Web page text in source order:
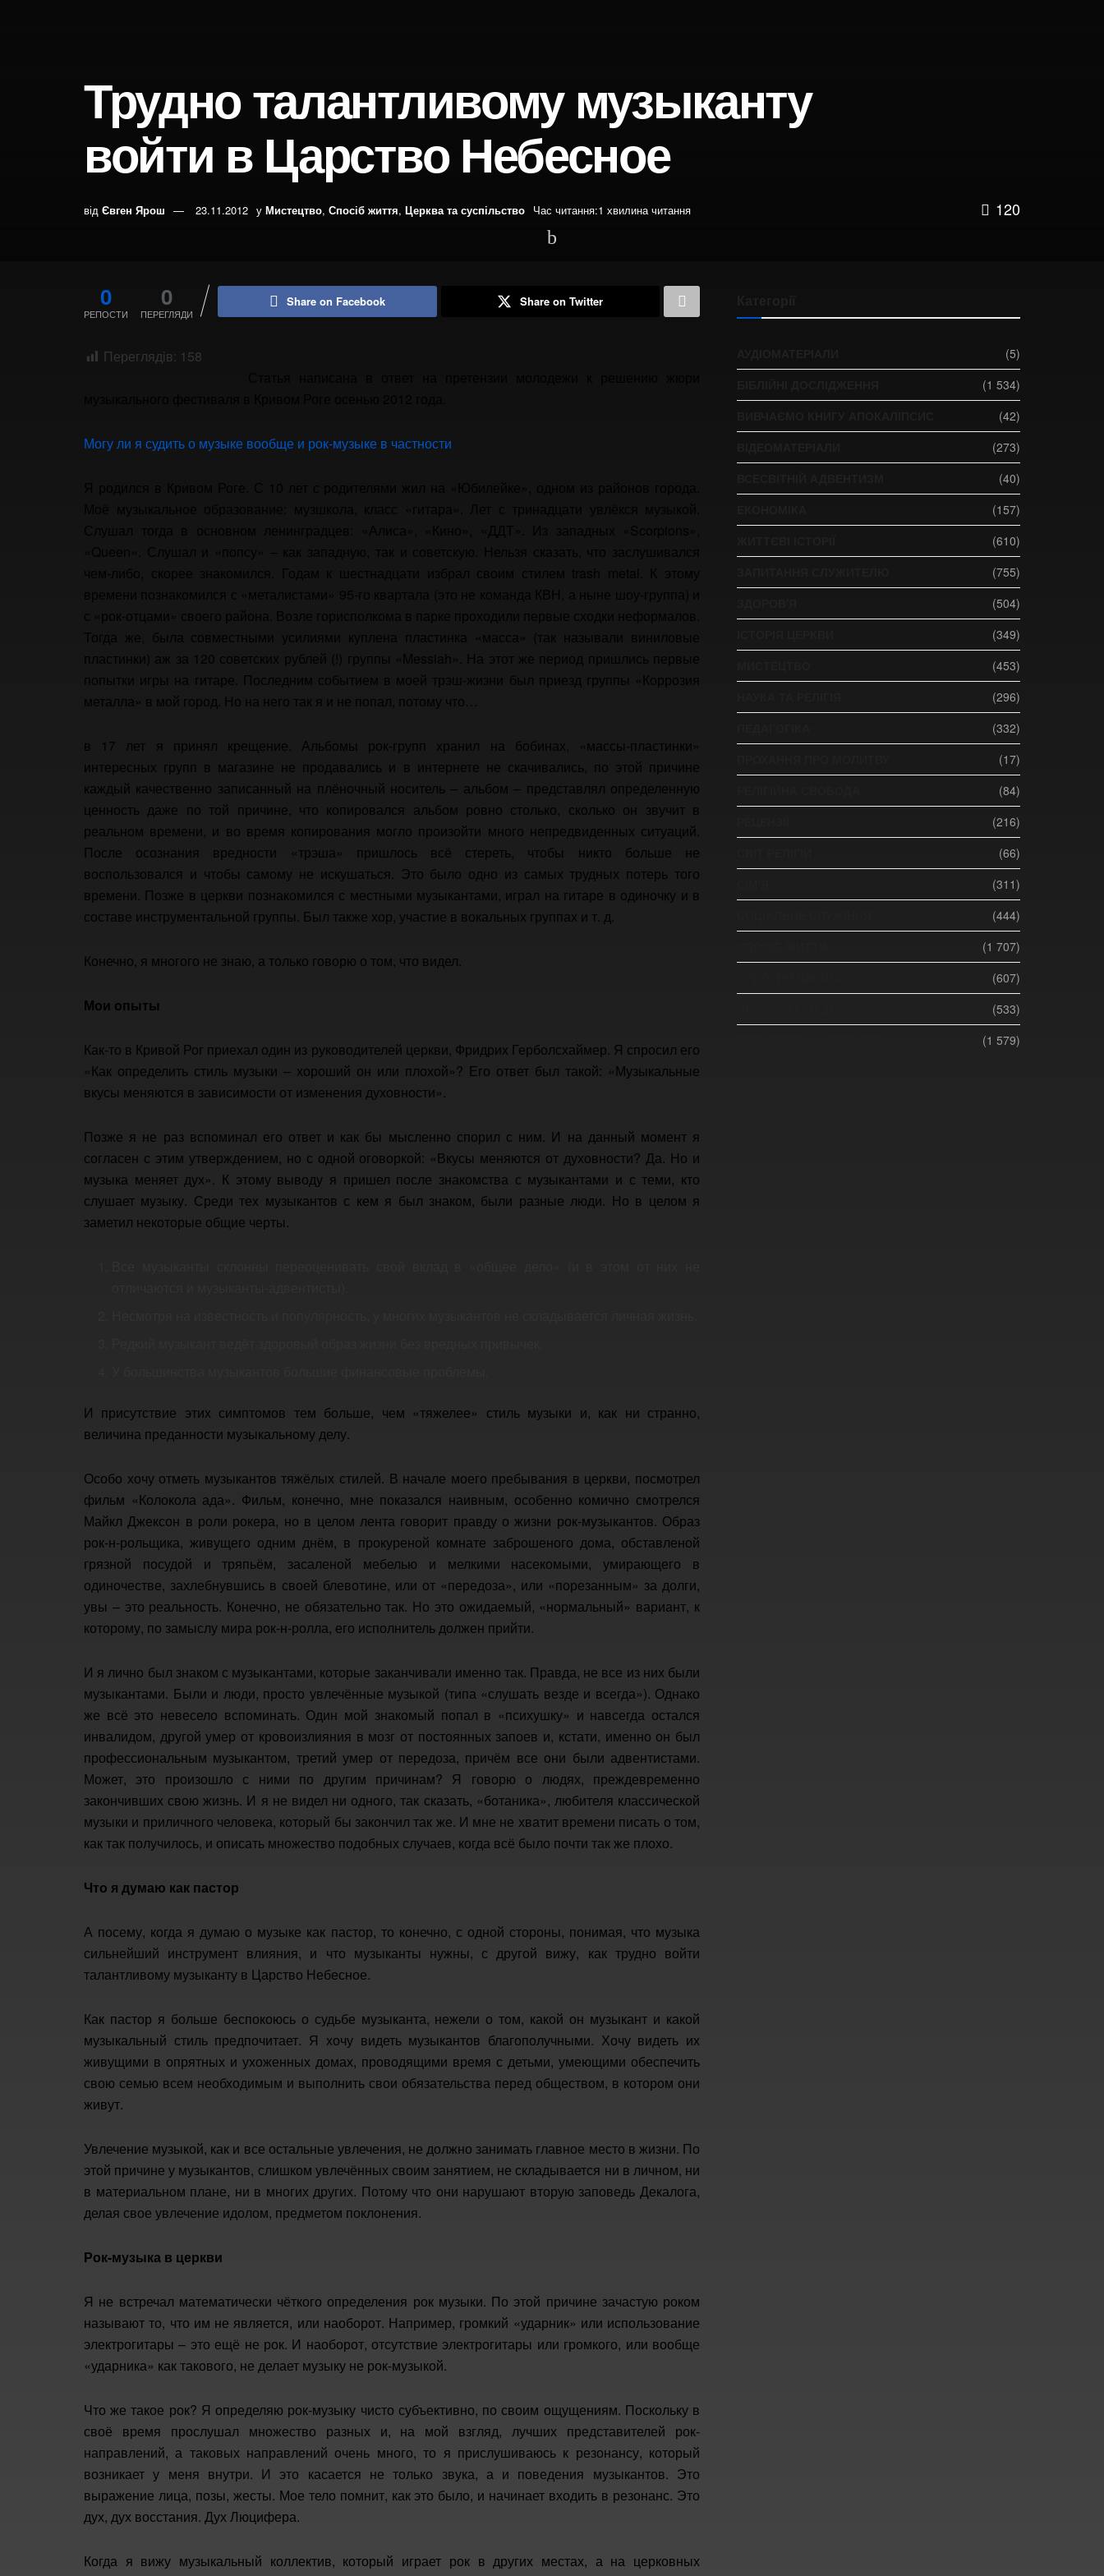
Трудно талантливому музыканту
войти в Царство Небесное
від Євген Ярош 23.11.2012 у Мистецтво, Спосіб життя, Церква та суспільство Час читання:1 хвилина читання 120
0
РЕПОСТИ
0
ПЕРЕГЛЯДИ
Share on Facebook Share on Twitter
Переглядів: 158
Могу ли я судить о музыке вообще и рок-музыке в частности
попытки игры на гитаре. Последним событием в моей трэш-жизни был приезд группы «Коррозия
металла» в мой город. Но на него так я и не попал, потому что…
в 17 лет я принял крещение. Альбомы рок-групп хранил на бобинах, «массы-пластинки»
интересных групп в магазине не продавались и в интернете не скачивались, по этой причине
каждый качественно записанный на плёночный носитель – альбом – представлял определенную
ценность даже по той причине, что копировался альбом ровно столько, сколько он звучит в
реальном времени, и во время копирования могло произойти много непредвиденных ситуаций.
После осознания вредности «трэша» пришлось всё стереть, чтобы никто больше не
воспользовался и чтобы самому не искушаться. Это было одно из самых трудных потерь того
времени. Позже в церкви познакомился с местными музыкантами, играл на гитаре в одиночку и в
составе инструментальной группы. Был также хор, участие в вокальных группах и т. д.
Конечно, я многого не знаю, а только говорю о том, что видел.
Мои опыты
Как-то в Кривой Рог приехал один из руководителей церкви, Фридрих Герболсхаймер. Я спросил его
«Как определить стиль музыки – хороший он или плохой»? Его ответ был такой: «Музыкальные
вкусы меняются в зависимости от изменения духовности».
Позже я не раз вспоминал его ответ и как бы мысленно спорил с ним. И на данный момент я
согласен с этим утверждением, но с одной оговоркой: «Вкусы меняются от духовности? Да. Но и
музыка меняет дух». К этому выводу я пришел после знакомства с музыкантами и с теми, кто
слушает музыку. Среди тех музыкантов с кем я был знаком, были разные люди. Но в целом я
заметил некоторые общие черты.
И присутствие этих симптомов тем больше, чем «тяжелее» стиль музыки и, как ни странно,
величина преданности музыкальному делу.
Особо хочу отметь музыкантов тяжёлых стилей. В начале моего пребывания в церкви, посмотрел
фильм «Колокола ада». Фильм, конечно, мне показался наивным, особенно комично смотрелся
Майкл Джексон в роли рокера, но в целом лента говорит правду о жизни рок-музыкантов. Образ
рок-н-рольщика, живущего одним днём, в прокуреной комнате заброшеного дома, обставленой
грязной посудой и тряпьём, засаленой мебелью и мелкими насекомыми, умирающего в
одиночестве, захлебнувшись в своей блевотине, или от «передоза», или «порезанным» за долги,
увы – это реальность. Конечно, не обязательно так. Но это ожидаемый, «нормальный» вариант, к
которому, по замыслу мира рок-н-ролла, его исполнитель должен прийти.
И я лично был знаком с музыкантами, которые заканчивали именно так. Правда, не все из них были
музыкантами. Были и люди, просто увлечённые музыкой (типа «слушать везде и всегда»). Однако
же всё это невесело вспоминать. Один мой знакомый попал в «психушку» и навсегда остался
инвалидом, другой умер от кровоизлияния в мозг от постоянных запоев и, кстати, именно он был
профессиональным музыкантом, третий умер от передоза, причём все они были адвентистами.
Может, это произошло с ними по другим причинам? Я говорю о людях, преждевременно
закончивших свою жизнь. И я не видел ни одного, так сказать, «ботаника», любителя классической
музыки и приличного человека, который бы закончил так же. И мне не хватит времени писать о том,
как так получилось, и описать множество подобных случаев, когда всё было почти так же плохо.
Что я думаю как пастор
А посему, когда я думаю о музыке как пастор, то конечно, с одной стороны, понимая, что музыка
сильнейший инструмент влияния, и что музыканты нужны, с другой вижу, как трудно войти
талантливому музыканту в Царство Небесное.
Как пастор я больше беспокоюсь о судьбе музыканта, нежели о том, какой он музыкант и какой
музыкальный стиль предпочитает. Я хочу видеть музыкантов благополучными. Хочу видеть их
живущими в опрятных и ухоженных домах, проводящими время с детьми, умеющими обеспечить
свою семью всем необходимым и выполнить свои обязательства перед обществом, в котором они
живут.
Увлечение музыкой, как и все остальные увлечения, не должно занимать главное место в жизни. По
этой причине у музыкантов, слишком увлечённых своим занятием, не складывается ни в личном, ни
в материальном плане, ни в многих других. Потому что они нарушают вторую заповедь Декалога,
делая свое увлечение идолом, предметом поклонения.
Рок-музыка в церкви
Я не встречал математически чёткого определения рок музыки. По этой причине зачастую роком
называют то, что им не является, или наоборот. Например, громкий «ударник» или использование
электрогитары – это ещё не рок. И наоборот, отсутствие электрогитары или громкого, или вообще
«ударника» как такового, не делает музыку не рок-музыкой.
Что же такое рок? Я определяю рок-музыку чисто субъективно, по своим ощущениям. Поскольку в
своё время прослушал множество разных и, на мой взгляд, лучших представителей рок-
направлений, а таковых направлений очень много, то я прислушиваюсь к резонансу, который
возникает у меня внутри. И это касается не только звука, а и поведения музыкантов. Это
выражение лица, позы, жесты. Мое тело помнит, как это было, и начинает входить в резонанс. Это
дух, дух восстания. Дух Люцифера.
Когда я вижу музыкальный коллектив, который играет рок в других местах, а на церковных
(5)
(1 534)
(42)
(273)
(40)
(157)
(610)
(755)
(504)
(349)
(453)
(296)
(332)
(17)
(84)
(216)
(66)
(311)
(444)
(1 707)
(607)
(533)
(1 579)